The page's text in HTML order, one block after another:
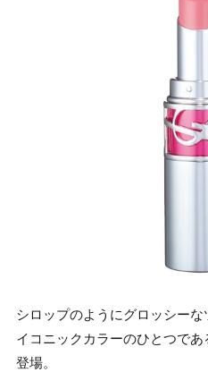
シロップのようにグロッシー
イコニックカラーのひとつで
登場。